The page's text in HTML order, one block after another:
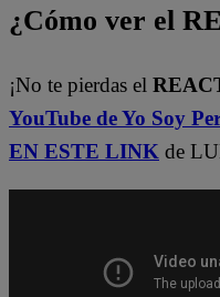
¿Cómo ver el
¡No te pierdas el
YouTube de Yo Soy
EN ESTE LINK de